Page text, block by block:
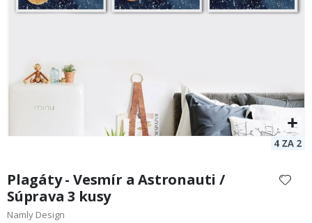
začiatok
galérie
obrázkov
Plagáty - Vesmír a Astronauti /
Súprava 3 kusy
Namly Design